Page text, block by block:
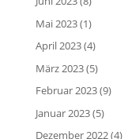
Mai 2023(1)
April 2023(4)
März 2023(5)
Februar 2023(9)
Januar 2023(5)
Dezember 2022(4)